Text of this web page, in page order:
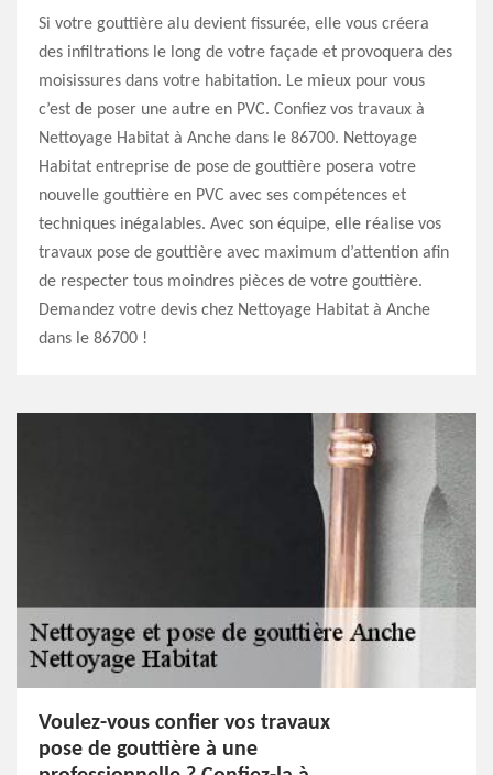
Si votre gouttière alu devient fissurée, elle vous créera
des infiltrations le long de votre façade et provoquera des
moisissures dans votre habitation. Le mieux pour vous
c’est de poser une autre en PVC. Confiez vos travaux à
Nettoyage Habitat à Anche dans le 86700. Nettoyage
Habitat entreprise de pose de gouttière posera votre
nouvelle gouttière en PVC avec ses compétences et
techniques inégalables. Avec son équipe, elle réalise vos
travaux pose de gouttière avec maximum d’attention afin
de respecter tous moindres pièces de votre gouttière.
Demandez votre devis chez Nettoyage Habitat à Anche
dans le 86700 !
Voulez-vous confier vos travaux
pose de gouttière à une